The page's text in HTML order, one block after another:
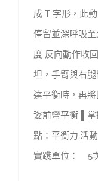
成 T 字形，此
停留並深呼吸
度 反向動作收
坦，手臂與右
達平衡時，再
姿前彎平衡 ▌
點：平衡力.活
實踐單位